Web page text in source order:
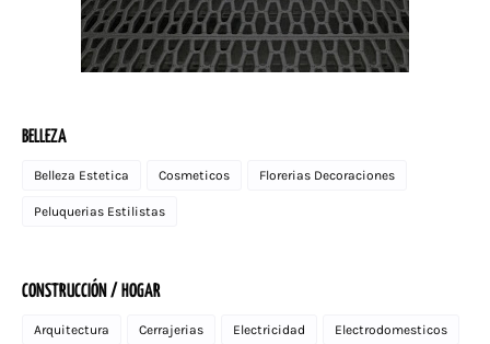
BELLEZA
Belleza Estetica Cosmeticos Florerias Decoraciones
Peluquerias Estilistas
CONSTRUCCIÓN / HOGAR
Arquitectura Cerrajerias Electricidad Electrodomesticos